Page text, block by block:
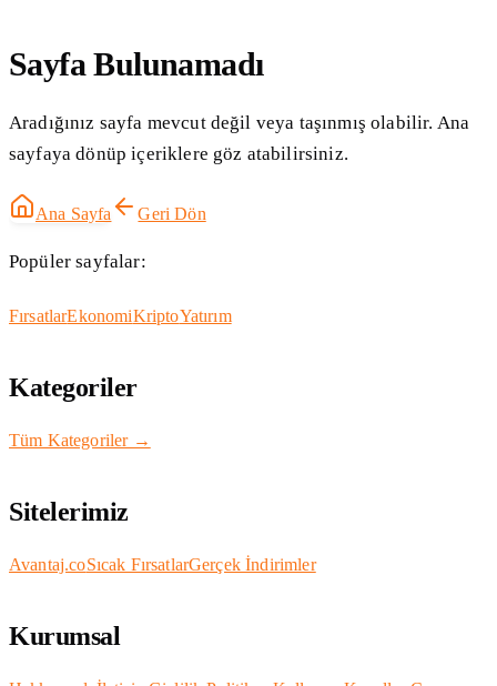
Sayfa Bulunamadı
Aradığınız sayfa mevcut değil veya taşınmış olabilir. Ana
sayfaya dönüp içeriklere göz atabilirsiniz.
Ana Sayfa Geri Dön
Popüler sayfalar:
FırsatlarEkonomiKriptoYatırım
Kategoriler
Tüm Kategoriler →
Sitelerimiz
Avantaj.coSıcak FırsatlarGerçek İndirimler
Kurumsal